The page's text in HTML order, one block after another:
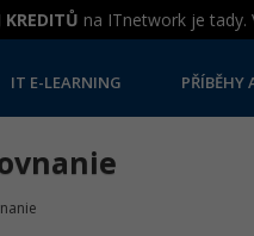
KREDITŮ na ITnetwork je tady.
IT E-LEARNING PŘÍBĚHY